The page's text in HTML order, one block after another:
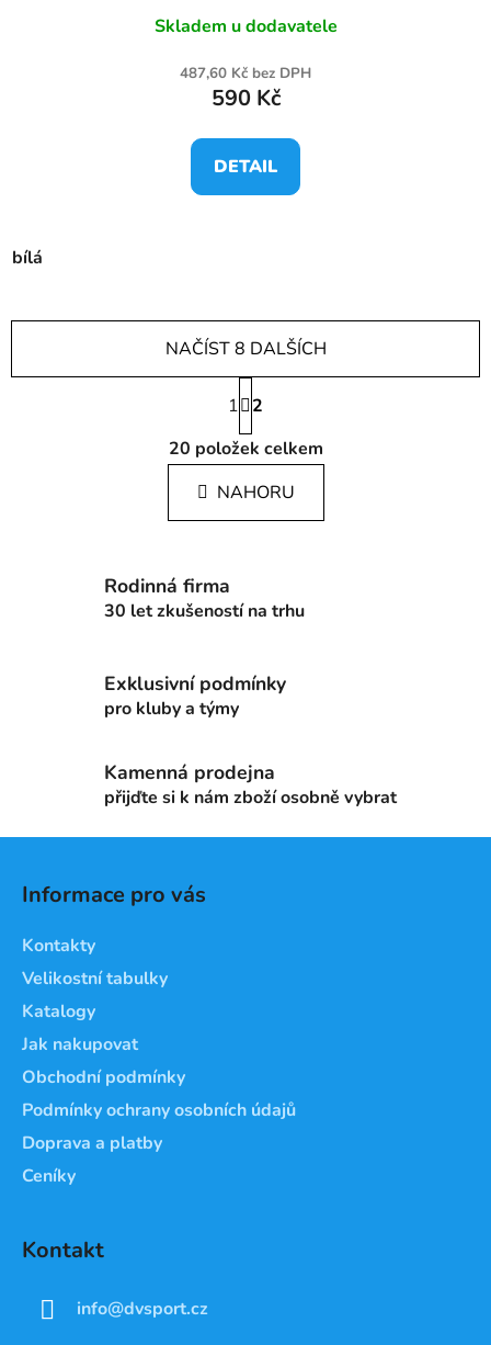
Skladem u dodavatele
487,60 Kč bez DPH
590 Kč
DETAIL
bílá
O
v
l
á
d
í
p
v
k
ý
p
s
NAČÍST 8 DALŠÍCH
S
t
r
á
n
k
1
2
20 položek celkem
NAHORU
Rodinná firma
30 let zkušeností na trhu
Exklusivní podmínky
pro kluby a týmy
Kamenná prodejna
přijďte si k nám zboží osobně vybrat
Informace pro vás
Kontakty
Velikostní tabulky
Katalogy
Jak nakupovat
Obchodní podmínky
Podmínky ochrany osobních údajů
Doprava a platby
Ceníky
Kontakt
info@dvsport.cz